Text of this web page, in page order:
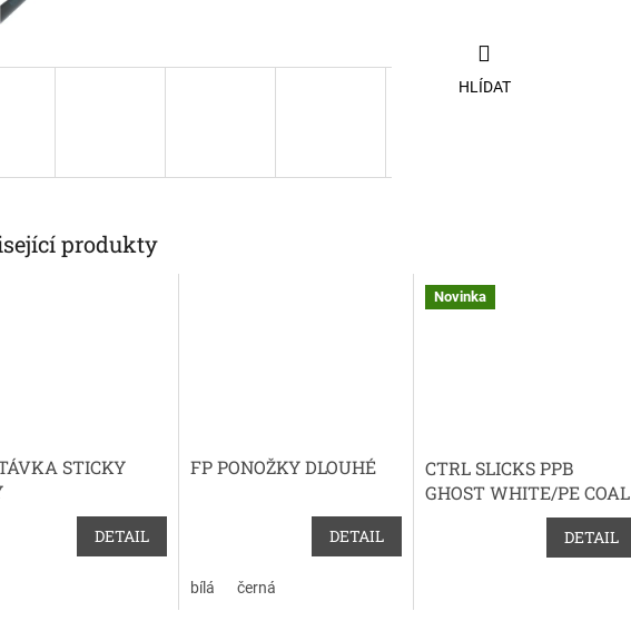
HLÍDAT
produkty
STICKY
DETAIL
FP PONOŽKY DLOUHÉ
DETAIL
bílá černá
Novinka
CTRL SLICKS PPB
GHOST WHITE/PE COAL
DETAIL